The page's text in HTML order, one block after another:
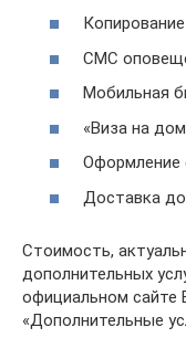
СМС
Мобильная
«Виза на
Оформление
Доставка
Стоимость,
дополнительных
официальном сайте
«Дополнительные